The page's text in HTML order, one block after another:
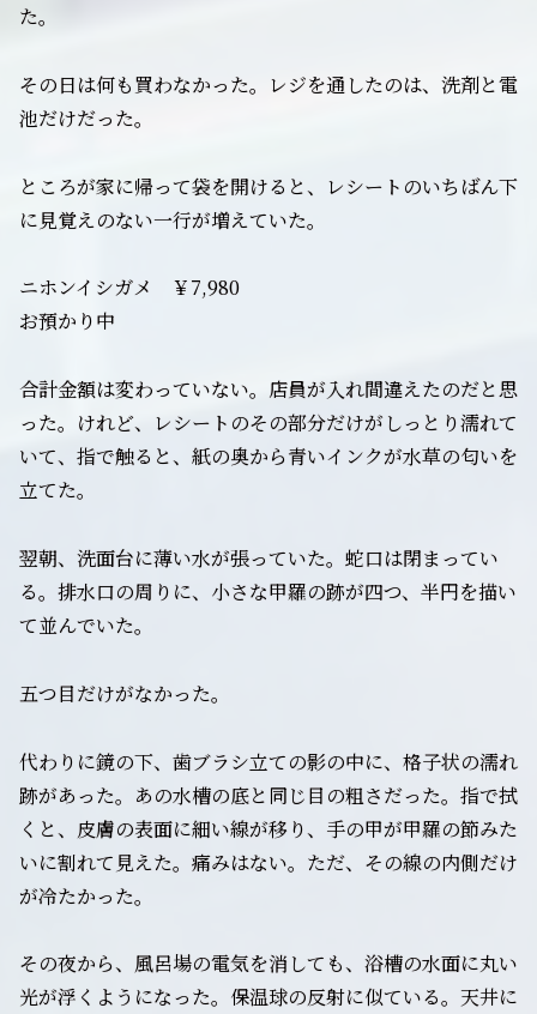
た。
その日は何も買わなかった。レジを通したのは、洗剤と電
池だけだった。
ところが家に帰って袋を開けると、レシートのいちばん下
に見覚えのない一行が増えていた。
ニホンイシガメ ￥7,980
お預かり中
合計金額は変わっていない。店員が入れ間違えたのだと思
った。けれど、レシートのその部分だけがしっとり濡れて
いて、指で触ると、紙の奥から青いインクが水草の匂いを
立てた。
翌朝、洗面台に薄い水が張っていた。蛇口は閉まってい
る。排水口の周りに、小さな甲羅の跡が四つ、半円を描い
て並んでいた。
五つ目だけがなかった。
代わりに鏡の下、歯ブラシ立ての影の中に、格子状の濡れ
跡があった。あの水槽の底と同じ目の粗さだった。指で拭
くと、皮膚の表面に細い線が移り、手の甲が甲羅の節みた
いに割れて見えた。痛みはない。ただ、その線の内側だけ
が冷たかった。
その夜から、風呂場の電気を消しても、浴槽の水面に丸い
光が浮くようになった。保温球の反射に似ている。天井に